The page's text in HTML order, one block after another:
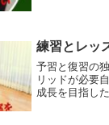
ることができ
練習とレッ
予習と復習の
リッドが必要
成長を目指し